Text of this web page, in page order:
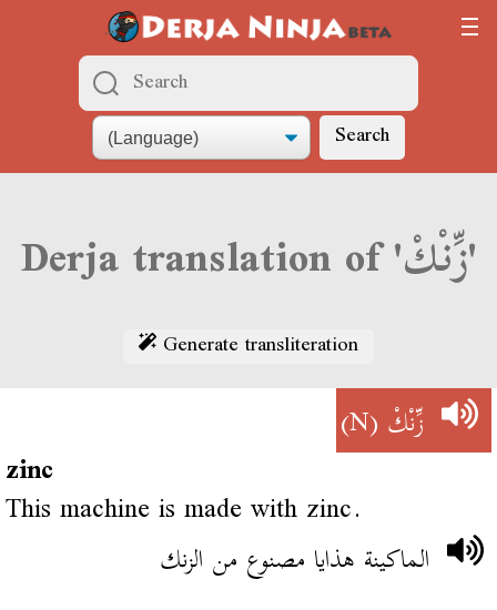
Search
Derja translation of 'زِّنْكْ'
Generate transliteration
زِّنْكْ(N)
zinc
This machine is made with zinc.
الماكينة هذايا مصنوع من الزنك